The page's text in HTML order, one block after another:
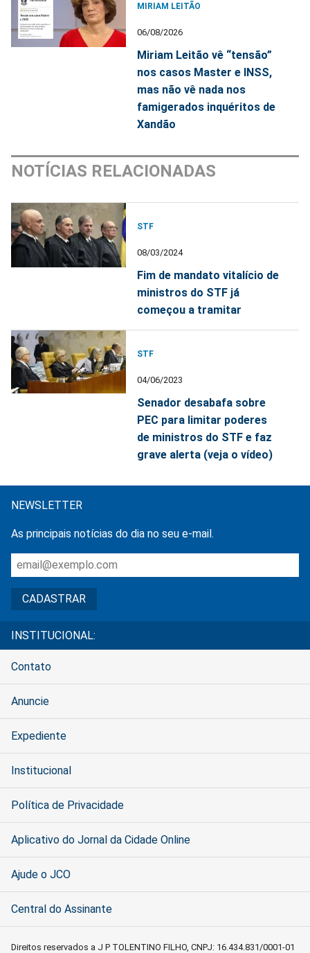
MIRIAM LEITÃO
06/08/2026
Miriam Leitão vê “tensão”
nos casos Master e INSS,
mas não vê nada nos
famigerados inquéritos de
Xandão
NOTÍCIAS RELACIONADAS
STF
08/03/2024
Fim de mandato vitalício de
ministros do STF já
começou a tramitar
STF
04/06/2023
Senador desabafa sobre
PEC para limitar poderes
de ministros do STF e faz
grave alerta (veja o vídeo)
NEWSLETTER
As principais notícias do dia no seu e-mail.
INSTITUCIONAL:
Contato
Anuncie
Expediente
Institucional
Política de Privacidade
Aplicativo do Jornal da Cidade Online
Ajude o JCO
Central do Assinante
Direitos reservados a J P TOLENTINO FILHO, CNPJ: 16.434.831/0001-01